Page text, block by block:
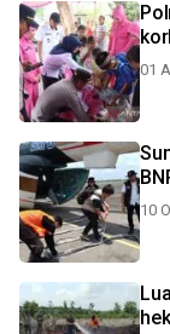
01
10